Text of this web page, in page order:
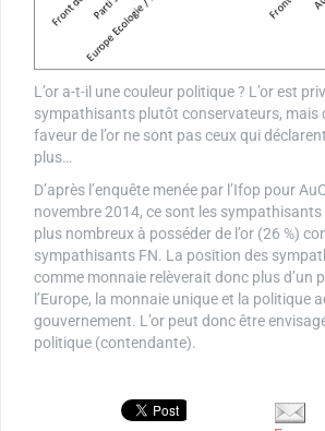
L’or a-t-il une couleur politique ? L’or est
sympathisants plutôt conservateurs, mais
faveur de l’or ne sont pas ceux qui
plus…
D’après l’enquête menée par l’Ifop pour
novembre 2014, ce sont les sympathisants
plus nombreux à posséder de l’or (26 %)
sympathisants FN. La position des
comme monnaie relèverait donc plus d’un
l’Europe, la monnaie unique et la politique
gouvernement. L’or peut donc être
politique (contendante).